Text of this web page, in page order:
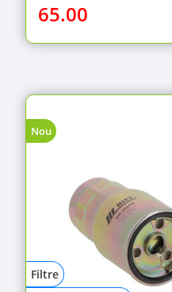
65.00
Nou
Filtre